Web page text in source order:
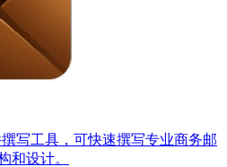
写工具，可快速撰写专业商务邮
和设计。